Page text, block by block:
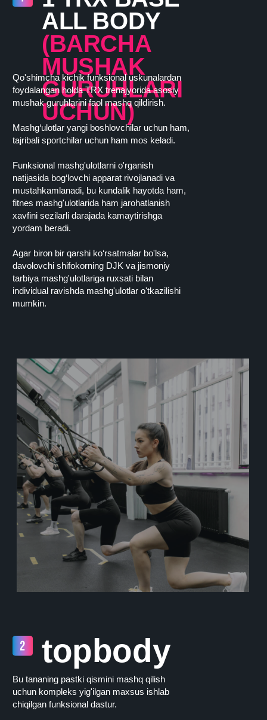
ALL BODY
(BARCHA
MUSHAK
GURUHLARI
UCHUN)
Qo'shimcha kichik funksional uskunalardan
foydalangan holda TRX trenajyorida asosiy
mushak guruhlarini faol mashq qildirish.
Mashg‘ulotlar yangi boshlovchilar uchun ham,
tajribali sportchilar uchun ham mos keladi.
Funksional mashg'ulotlarni o'rganish
natijasida bog‘lovchi apparat rivojlanadi va
mustahkamlanadi, bu kundalik hayotda ham,
fitnes mashg'ulotlarida ham jarohatlanish
xavfini sezilarli darajada kamaytirishga
yordam beradi.
Agar biron bir qarshi ko‘rsatmalar bo'lsa,
davolovchi shifokorning DJK va jismoniy
tarbiya mashg'ulotlariga ruxsati bilan
individual ravishda mashg'ulotlar o'tkazilishi
mumkin.
topbody
Bu tananing pastki qismini mashq qilish
uchun kompleks yig'ilgan maxsus ishlab
chiqilgan funksional dastur.